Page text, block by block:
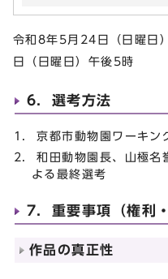
令和8年5月24日（日曜
日（日曜日）午後5時
6．選考方法
京都市動物園ワーキン
和田動物園長、山極名
よる最終選考
7．重要事項（権利
作品の真正性